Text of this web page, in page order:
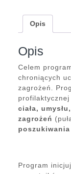
Opis
Opis
Celem
chroniących
zagrożeń.
profilaktycznej
ciała,
zagrożeń
Program